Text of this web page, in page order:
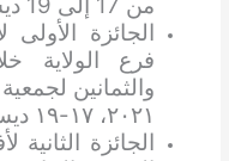
الجائزة
فرع الولاية
٢٠٢١، ١٧-١٩ ديسمبر ٢٠٢١
الجائزة